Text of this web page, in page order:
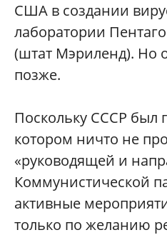
США в создании
лаборатории
(штат Мэриленд). Но
позже.
Поскольку СССР был
котором ничто не
«руководящей и
Коммунистической
активные
только по желанию